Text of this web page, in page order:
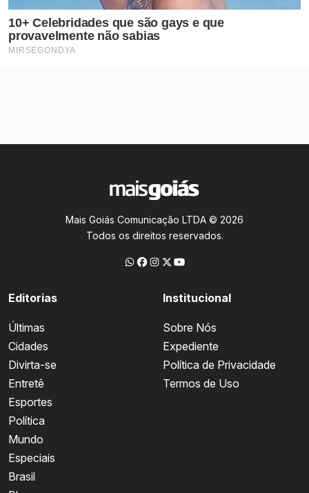
Mais Goiás Comunicação LTDA © 2026
Todos os direitos reservados.
Editorias
Últimas
Cidades
Divirta-se
Entretê
Esportes
Política
Mundo
Especiais
Brasil
Institucional
Sobre Nós
Expediente
Política de Privacidade
Termos de Uso